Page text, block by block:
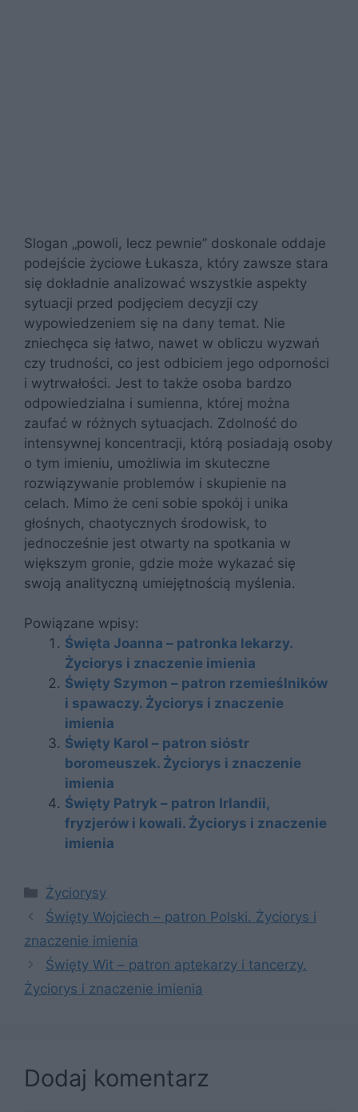
Slogan „powoli, lecz pewnie” doskonale oddaje
podejście życiowe Łukasza, który zawsze stara
się dokładnie analizować wszystkie aspekty
sytuacji przed podjęciem decyzji czy
wypowiedzeniem się na dany temat. Nie
zniechęca się łatwo, nawet w obliczu wyzwań
czy trudności, co jest odbiciem jego odporności
i wytrwałości. Jest to także osoba bardzo
odpowiedzialna i sumienna, której można
zaufać w różnych sytuacjach. Zdolność do
intensywnej koncentracji, którą posiadają osoby
o tym imieniu, umożliwia im skuteczne
rozwiązywanie problemów i skupienie na
celach. Mimo że ceni sobie spokój i unika
głośnych, chaotycznych środowisk, to
jednocześnie jest otwarty na spotkania w
większym gronie, gdzie może wykazać się
swoją analityczną umiejętnością myślenia.
Powiązane wpisy:
Święta Joanna – patronka lekarzy.
Życiorys i znaczenie imienia
Święty Szymon – patron rzemieślników
i spawaczy. Życiorys i znaczenie
imienia
Święty Karol – patron sióstr
boromeuszek. Życiorys i znaczenie
imienia
Święty Patryk – patron Irlandii,
fryzjerów i kowali. Życiorys i znaczenie
imienia
Kategorie
Życiorysy
Święty Wojciech – patron Polski. Życiorys i
znaczenie imienia
Święty Wit – patron aptekarzy i tancerzy.
Życiorys i znaczenie imienia
Dodaj komentarz